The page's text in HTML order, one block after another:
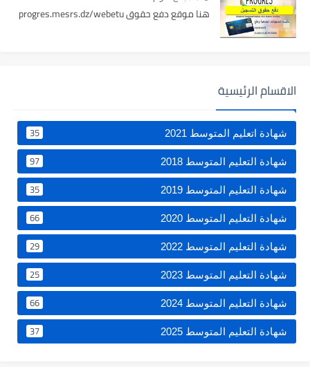
هنا موقع دفع حقوق progres.mesrs.dz/webetu
الاقسام الرئيسية
شهادة اتعليم المتوسط 2021 35
شهادة التعليم المتوسط 2018 97
شهادة التعليم المتوسط 2019 35
شهادة التعليم المتوسط 2020 66
شهادة التعليم المتوسط 2022 29
شهادة التعليم المتوسط 2023 25
شهادة التعليم المتوسط 2024 66
شهادة التعليم المتوسط 2025 37